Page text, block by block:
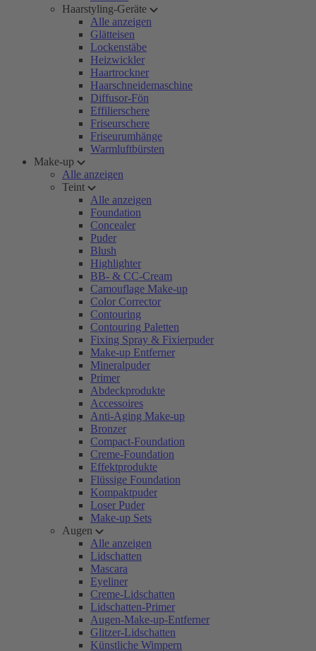
Haarstyling-Geräte
Alle anzeigen
Glätteisen
Lockenstäbe
Heizwickler
Haartrockner
Haarschneidemaschine
Diffusor-Fön
Effilierschere
Friseurschere
Friseurumhänge
Warmluftbürsten
Make-up
Alle anzeigen
Teint
Alle anzeigen
Foundation
Concealer
Puder
Blush
Highlighter
BB- & CC-Cream
Camouflage Make-up
Color Corrector
Contouring
Contouring Paletten
Fixing Spray & Fixierpuder
Make-up Entferner
Mineralpuder
Primer
Abdeckprodukte
Accessoires
Anti-Aging Make-up
Bronzer
Compact-Foundation
Creme-Foundation
Effektprodukte
Flüssige Foundation
Kompaktpuder
Loser Puder
Make-up Sets
Augen
Alle anzeigen
Lidschatten
Mascara
Eyeliner
Creme-Lidschatten
Lidschatten-Primer
Augen-Make-up-Entferner
Glitzer-Lidschatten
Künstliche Wimpern